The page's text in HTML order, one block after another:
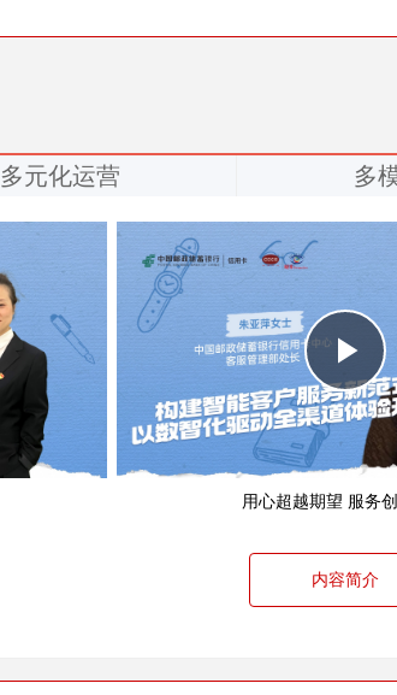
【吉林银行远程银行中心】部门总经
多元化运营 多
用心超越期望 服务
内容简介